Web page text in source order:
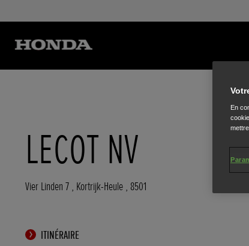
LECOT NV
Vier Linden 7 , Kortrijk-Heule , 8501
ITINÉRAIRE
En